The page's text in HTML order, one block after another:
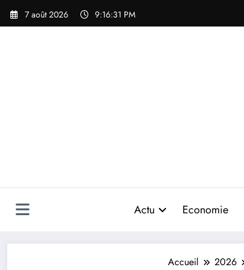
Aller
7 août 2026 9:16:32 PM
Actu Economie
Accueil 2026